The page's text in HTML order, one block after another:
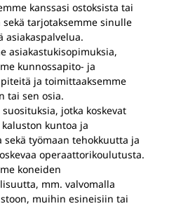
kanssasi ostoksista tai
sekä tarjotaksemme sinulle
asiakaspalvelua.
asiakastukisopimuksia,
kunnossapito- ja
ja toimittaaksemme
tai sen osia.
jotka koskevat
kuntoa ja
sekä työmaan tehokkuutta ja
operaattorikoulutusta.
koneiden
mm. valvomalla
muihin esineisiin tai